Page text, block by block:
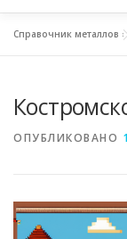
МЕТАЛЛЫ И
Справочник металлов
ОПУБЛИКОВАНО